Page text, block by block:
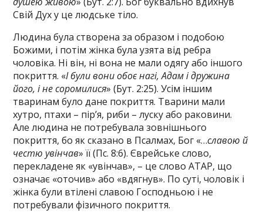
Свій Дух у це людське тіло.
Людина була створена за образом і подобою
Божими, і потім жінка була узята від ребра
чоловіка. Ні він, ні вона не мали одягу або іншого
покриття. «І були вони обоє нагі, Адам і дружина
його, і не соромилися» (Бут. 2:25). Усім іншим
тваринам було дане покриття. Тварини мали
хутро, птахи – пір’я, риби – луску або раковини.
Але людина не потребувала зовнішнього
покриття, бо як сказано в Псалмах, Бог «…славою й
честю увінчав» її (Пс. 8:6). Єврейське слово,
перекладене як «увінчав», – це слово АТАР, що
означає «оточив» або «вдягнув». По суті, чоловік і
жінка були втілені славою Господньою і не
потребували фізичного покриття.